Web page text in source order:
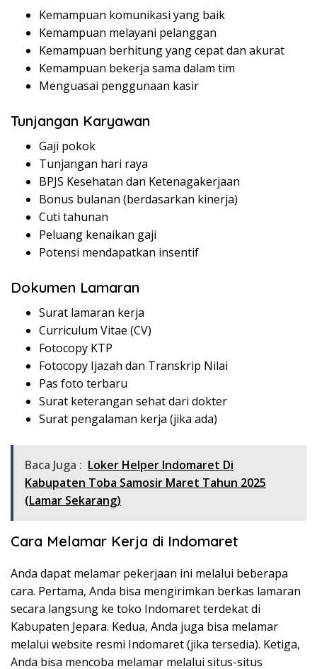
Kemampuan komunikasi yang baik
Kemampuan melayani pelanggan
Kemampuan berhitung yang cepat dan akurat
Kemampuan bekerja sama dalam tim
Menguasai penggunaan kasir
Tunjangan Karyawan
Gaji pokok
Tunjangan hari raya
BPJS Kesehatan dan Ketenagakerjaan
Bonus bulanan (berdasarkan kinerja)
Cuti tahunan
Peluang kenaikan gaji
Potensi mendapatkan insentif
Dokumen Lamaran
Surat lamaran kerja
Curriculum Vitae (CV)
Fotocopy KTP
Fotocopy Ijazah dan Transkrip Nilai
Pas foto terbaru
Surat keterangan sehat dari dokter
Surat pengalaman kerja (jika ada)
Baca Juga : Loker Helper Indomaret Di
Kabupaten Toba Samosir Maret Tahun 2025
(Lamar Sekarang)
Cara Melamar Kerja di Indomaret
Anda dapat melamar pekerjaan ini melalui beberapa
cara. Pertama, Anda bisa mengirimkan berkas lamaran
secara langsung ke toko Indomaret terdekat di
Kabupaten Jepara. Kedua, Anda juga bisa melamar
melalui website resmi Indomaret (jika tersedia). Ketiga,
Anda bisa mencoba melamar melalui situs-situs